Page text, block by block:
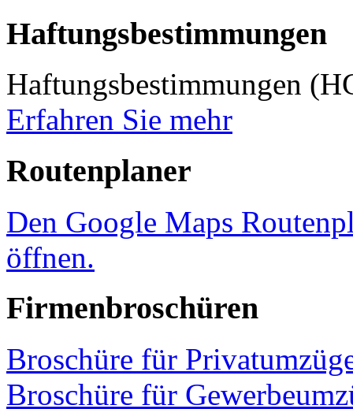
Haftungsbestimmungen
Haftungsbestimmungen
Erfahren Sie mehr
Routenplaner
Den Google Maps
öffnen.
Firmenbroschüren
Broschüre für
Broschüre für